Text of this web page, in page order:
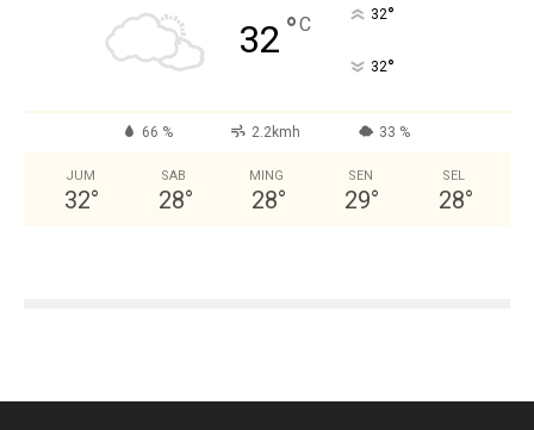
32 °C 32°
32°
66 % 2.2kmh 33 %
JUM
32°
SAB
28°
MING
28°
SEN
29°
SEL
28°